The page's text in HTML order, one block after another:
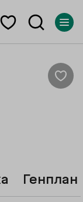
Генплан